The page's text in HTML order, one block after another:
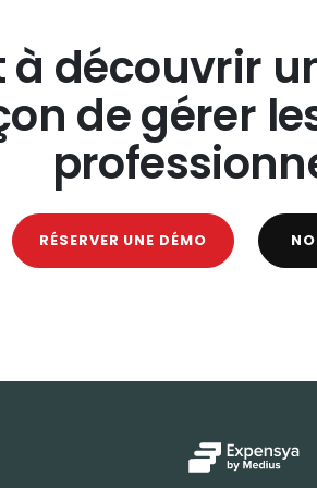
à découvrir
de gérer
RÉSERVER UNE DÉMO